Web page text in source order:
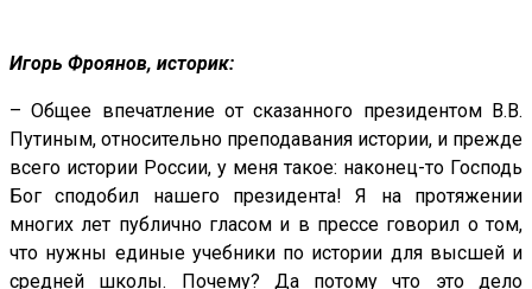
Игорь Фроянов, историк:
– Общее впечатление от сказанного президентом В.В.
Путиным, относительно преподавания истории, и прежде
всего истории России, у меня такое: наконец-то Господь
Бог сподобил нашего президента! Я на протяжении
многих лет публично гласом и в прессе говорил о том,
что нужны единые учебники по истории для высшей и
средней школы. Почему? Да потому что это дело